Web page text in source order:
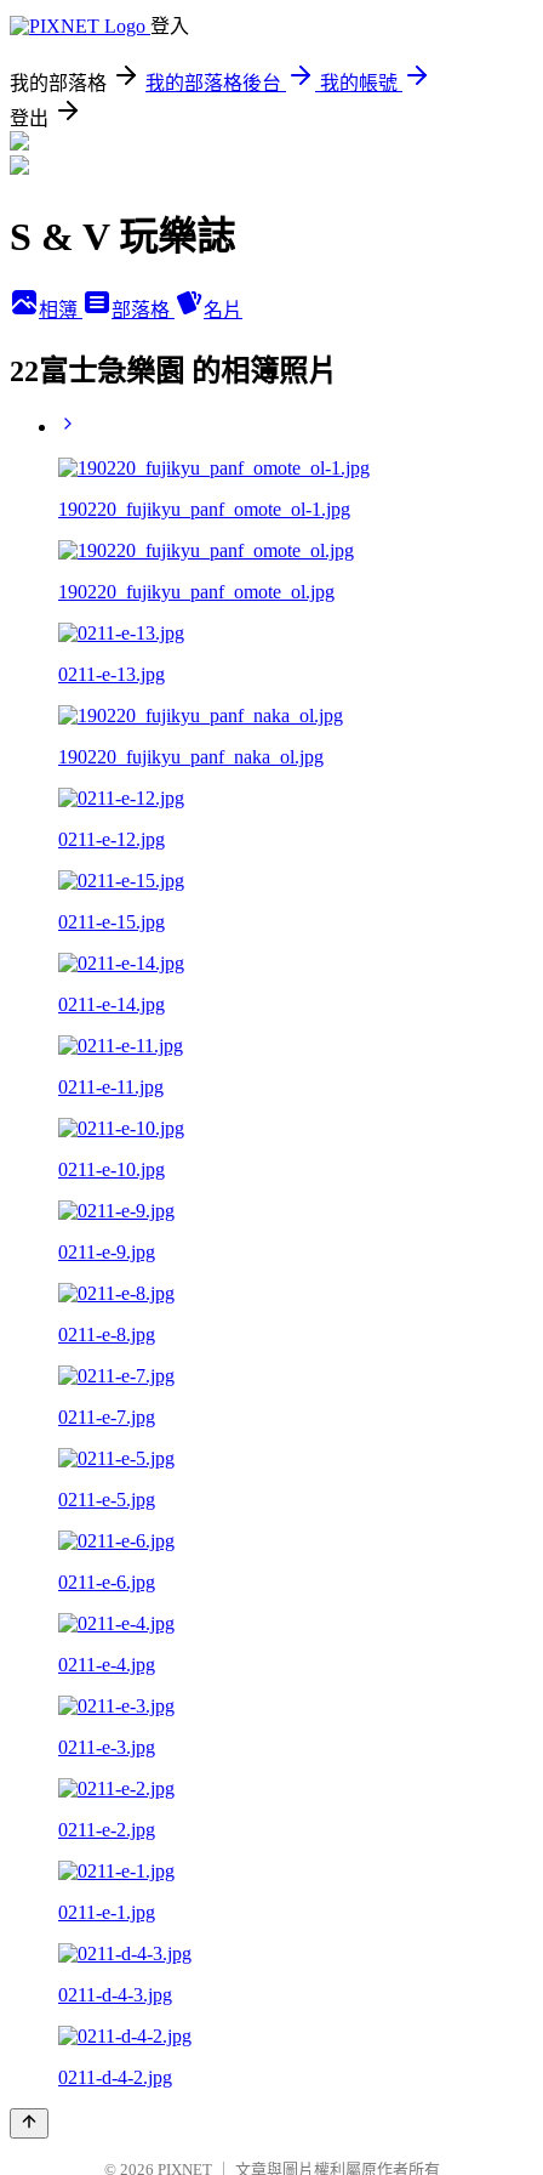
登入
我的部落格 我的部落格後台
我的帳號
登出
S & V 玩樂誌
相簿 部落格 名片
22富士急樂園 的相簿照片
190220_fujikyu_panf_omote_ol-1.jpg
190220_fujikyu_panf_omote_ol.jpg
0211-e-13.jpg
190220_fujikyu_panf_naka_ol.jpg
0211-e-12.jpg
0211-e-15.jpg
0211-e-14.jpg
0211-e-11.jpg
0211-e-10.jpg
0211-e-9.jpg
0211-e-8.jpg
0211-e-7.jpg
0211-e-5.jpg
0211-e-6.jpg
0211-e-4.jpg
0211-e-3.jpg
0211-e-2.jpg
0211-e-1.jpg
0211-d-4-3.jpg
0211-d-4-2.jpg
© 2026 PIXNET 文章與圖片權利屬原作者所有